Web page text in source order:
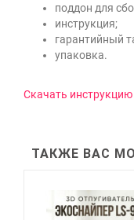
поддон для
инструкция;
гарантийный
упаковка.
Скачать
ТАКЖЕ ВАС